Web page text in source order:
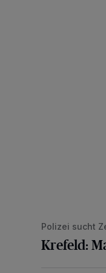
Polizei sucht
Krefeld: